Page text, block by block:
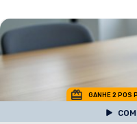
GANHE 2 POS